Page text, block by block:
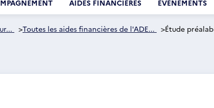
AIDES FINANCIÈRES ÉVÉNEMENTS
>Toutes les aides financières de l'ADE... >Étude